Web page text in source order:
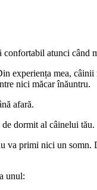
confortabil atunci când
experiența mea,
nici măcar înăuntru.
afară.
dormit al câinelui tău.
va primi nici un somn.
unul: